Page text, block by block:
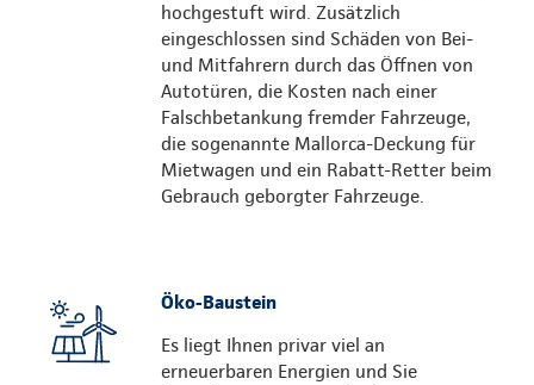
hochgestuft wird. Zusätzlich
eingeschlossen sind Schäden von Bei-
und Mitfahrern durch das Öffnen von
Autotüren, die Kosten nach einer
Falschbetankung fremder Fahrzeuge,
die sogenannte Mallorca-Deckung für
Mietwagen und ein Rabatt-Retter beim
Gebrauch geborgter Fahrzeuge.
Öko-Baustein
Es liegt Ihnen privar viel an
erneuerbaren Energien und Sie